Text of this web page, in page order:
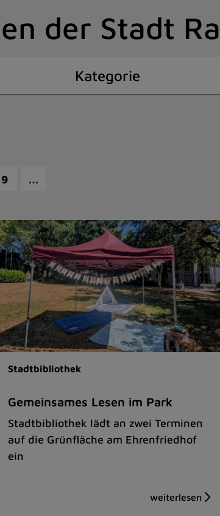
der Stadt
Kategorie
9 …
Stadtbibliothek
Gemeinsames Lesen im Park
Stadtbibliothek lädt an zwei Terminen
auf die Grünfläche am Ehrenfriedhof
ein